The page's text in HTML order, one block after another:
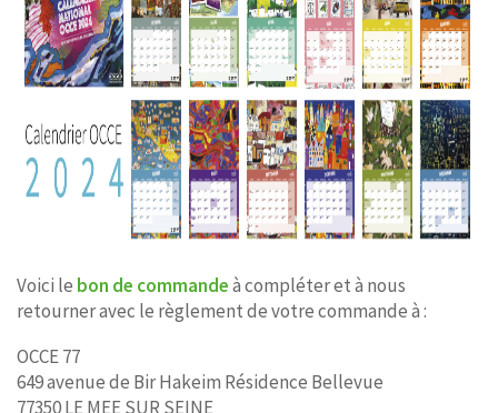
Voici le bon de commandeà compléter et à nous
retourner avec le règlement de votre commande à :
OCCE 77
649 avenue de Bir Hakeim Résidence Bellevue
77350 LE MEE SUR SEINE